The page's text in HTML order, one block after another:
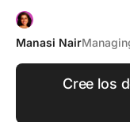
Manasi Nair
Cree los